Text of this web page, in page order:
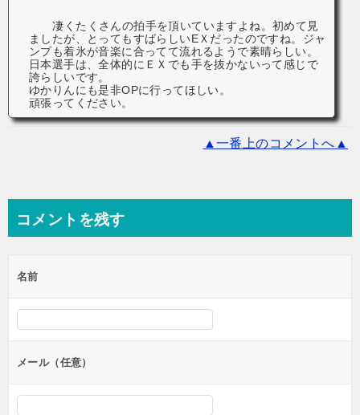
凄くたくさんの拍手を頂いていますよね。初めて見
ましたが、とってもすばらしいEＸだったのですね。ジャ
ンプも着氷が音楽に合ってて流れるようで素晴らしい。
日本選手は、全体的にＥＸでも手を抜かないって感じで
誇らしいです。
ゆかりんにも是非OPに行ってほしい。
頑張ってください。
▲一番上のコメントへ▲
コメントを残す
名前
メール（任意）